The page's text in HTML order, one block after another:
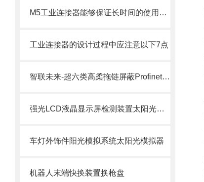
M5工业连接器能够保证长时间的使用寿命和稳定的电气性能
工业连接器的设计过程中应注意以下7点
智联未来-超六类高柔拖链屏蔽Profinet伺服通讯EtherCAT6A万兆成品连接线缆
强光LCD液晶显示屏检测装置太阳光模拟器系统
车灯外饰件阳光模拟系统太阳光模拟器
机器人末端快换装置换枪盘